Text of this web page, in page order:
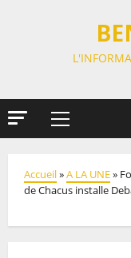
Accueil»A LA UNE»
de Chacus installe